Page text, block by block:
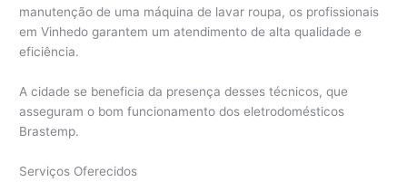
manutenção de uma máquina de lavar roupa, os profissionais
em Vinhedo garantem um atendimento de alta qualidade e
eficiência.
A cidade se beneficia da presença desses técnicos, que
asseguram o bom funcionamento dos eletrodomésticos
Brastemp.
Serviços Oferecidos